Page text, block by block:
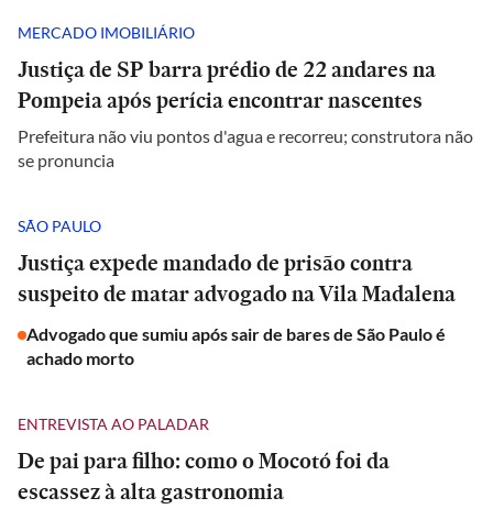
MERCADO IMOBILIÁRIO
Justiça de SP barra prédio de 22 andares na
Pompeia após perícia encontrar nascentes
Prefeitura não viu pontos d'agua e recorreu; construtora não
se pronuncia
SÃO PAULO
Justiça expede mandado de prisão contra
suspeito de matar advogado na Vila Madalena
Advogado que sumiu após sair de bares de São Paulo é
achado morto
ENTREVISTA AO PALADAR
De pai para filho: como o Mocotó foi da
escassez à alta gastronomia